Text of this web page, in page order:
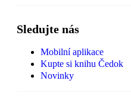
Sledujte nás
Mobilní aplikace
Kupte si knihu Čedok
Novinky